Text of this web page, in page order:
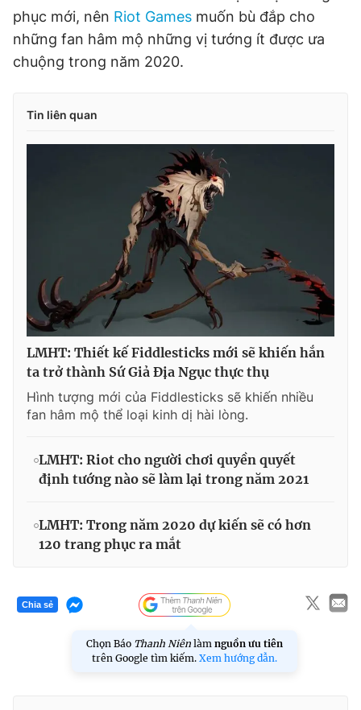
phục mới, nên Riot Games muốn bù đắp cho
những fan hâm mộ những vị tướng ít được ưa
chuộng trong năm 2020.
Tin liên quan
LMHT: Thiết kế Fiddlesticks mới sẽ khiến hắn
ta trở thành Sứ Giả Địa Ngục thực thụ
Hình tượng mới của Fiddlesticks sẽ khiến nhiều
fan hâm mộ thể loại kinh dị hài lòng.
LMHT: Riot cho người chơi quyền quyết
định tướng nào sẽ làm lại trong năm 2021
LMHT: Trong năm 2020 dự kiến sẽ có hơn
120 trang phục ra mắt
Chia sẻ
Chọn Báo Thanh Niên làm nguồn ưu tiên
trên Google tìm kiếm. Xem hướng dẫn.